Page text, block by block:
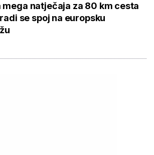
mega natječaja za 80 km cesta
se spoj na europsku